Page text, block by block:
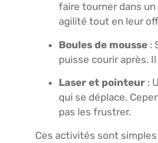
faire tourner dans
agilité tout en leur
Boules de mousse :
puisse courir après.
Laser et pointeur :
qui se déplace.
pas les frustrer.
Ces activités sont